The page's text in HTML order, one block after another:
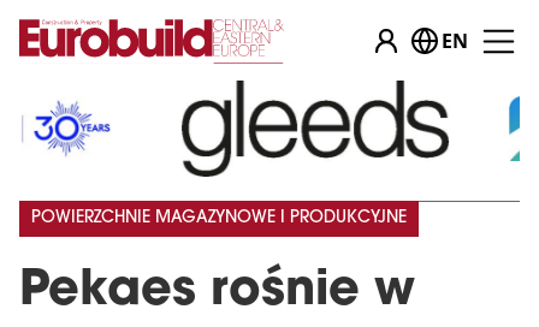
EN
Pekaes rośnie w
POWIERZCHNIE MAGAZYNOWE I PRODUKCYJNE